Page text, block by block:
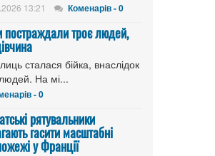
13:21 Коменарів - 0
постраждали троє людей,
сталася бійка, внаслідок
На мі...
- 0
рятувальники
гасити масштабні
у Франції